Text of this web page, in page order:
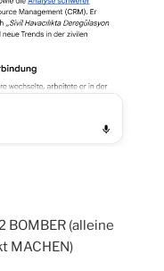
BOMBER (alleine
MACHEN)